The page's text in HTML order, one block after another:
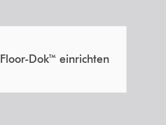
Floor-Dok™ einrichten